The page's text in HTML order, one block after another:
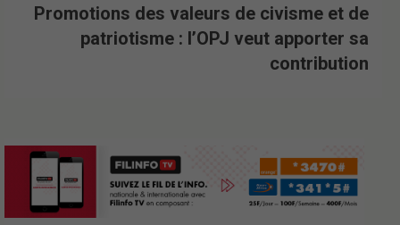
Promotions des valeurs de civisme et de
patriotisme : l’OPJ veut apporter sa
contribution